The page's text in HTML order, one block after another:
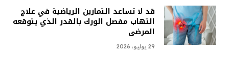
قد لا تساعد التمارين الرياضية في علاج
التهاب مفصل الورك بالقدر الذي يتوقعه
المرضى
29 يوليو، 2026